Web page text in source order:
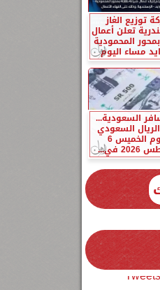
توزيع الغاز
تعلن أعمال
المحمودية
مساء اليوم
السعودية...
السعودي
اليوم الخميس 6
في...